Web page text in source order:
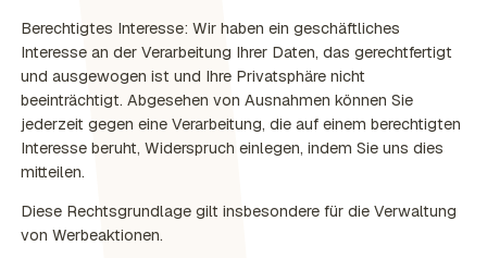
Berechtigtes Interesse: Wir haben ein geschäftliches
Interesse an der Verarbeitung Ihrer Daten, das gerechtfertigt
und ausgewogen ist und Ihre Privatsphäre nicht
beeinträchtigt. Abgesehen von Ausnahmen können Sie
jederzeit gegen eine Verarbeitung, die auf einem berechtigten
Interesse beruht, Widerspruch einlegen, indem Sie uns dies
mitteilen.
Diese Rechtsgrundlage gilt insbesondere für die Verwaltung
von Werbeaktionen.